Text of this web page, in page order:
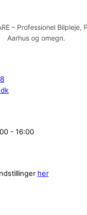
– Professionel Bilpleje,
Aarhus og omegn.
- 16:00
her